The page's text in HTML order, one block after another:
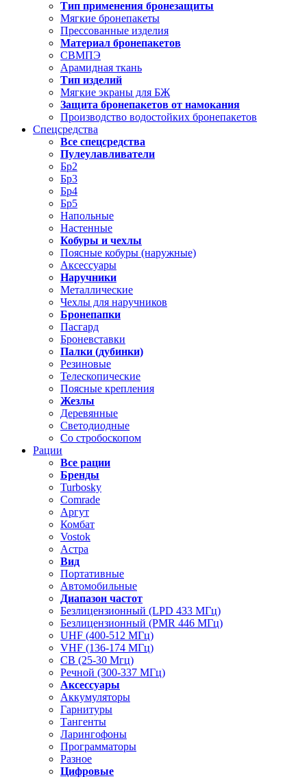
Тип применения бронезащиты
Мягкие бронепакеты
Прессованные изделия
Материал бронепакетов
СВМПЭ
Арамидная ткань
Тип изделий
Мягкие экраны для БЖ
Защита бронепакетов от намокания
Производство водостойких бронепакетов
Спецсредства
Все спецсредства
Пулеулавливатели
Бр2
Бр3
Бр4
Бр5
Напольные
Настенные
Кобуры и чехлы
Поясные кобуры (наружные)
Аксессуары
Наручники
Металлические
Чехлы для наручников
Бронепапки
Пасгард
Броневставки
Палки (дубинки)
Резиновые
Телескопические
Поясные крепления
Жезлы
Деревянные
Светодиодные
Со стробоскопом
Рации
Все рации
Бренды
Turbosky
Comrade
Аргут
Комбат
Vostok
Астра
Вид
Портативные
Автомобильные
Диапазон частот
Безлицензионный (LPD 433 МГц)
Безлицензионный (PMR 446 МГц)
UHF (400-512 МГц)
VHF (136-174 МГц)
CB (25-30 Мгц)
Речной (300-337 МГц)
Аксессуары
Аккумуляторы
Гарнитуры
Тангенты
Ларингофоны
Программаторы
Разное
Цифровые